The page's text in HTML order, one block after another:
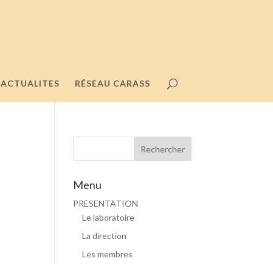
ACTUALITES RÉSEAU CARASS
Menu
PRESENTATION
Le laboratoire
La direction
Les membres